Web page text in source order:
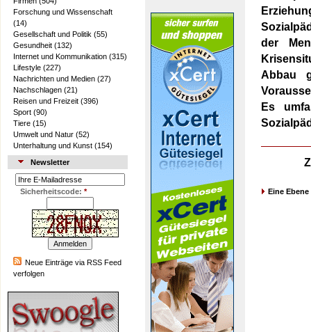
Forschung und Wissenschaft
(14)
Gesellschaft und Politik (55)
Gesundheit (132)
Internet und Kommunikation (315)
Lifestyle (227)
Nachrichten und Medien (27)
Nachschlagen (21)
Reisen und Freizeit (396)
Sport (90)
Tiere (15)
Umwelt und Natur (52)
Unterhaltung und Kunst (154)
Newsletter
Sicherheitscode: *
Neue Einträge via RSS Feed
verfolgen
der
Abbau
Es
Eine